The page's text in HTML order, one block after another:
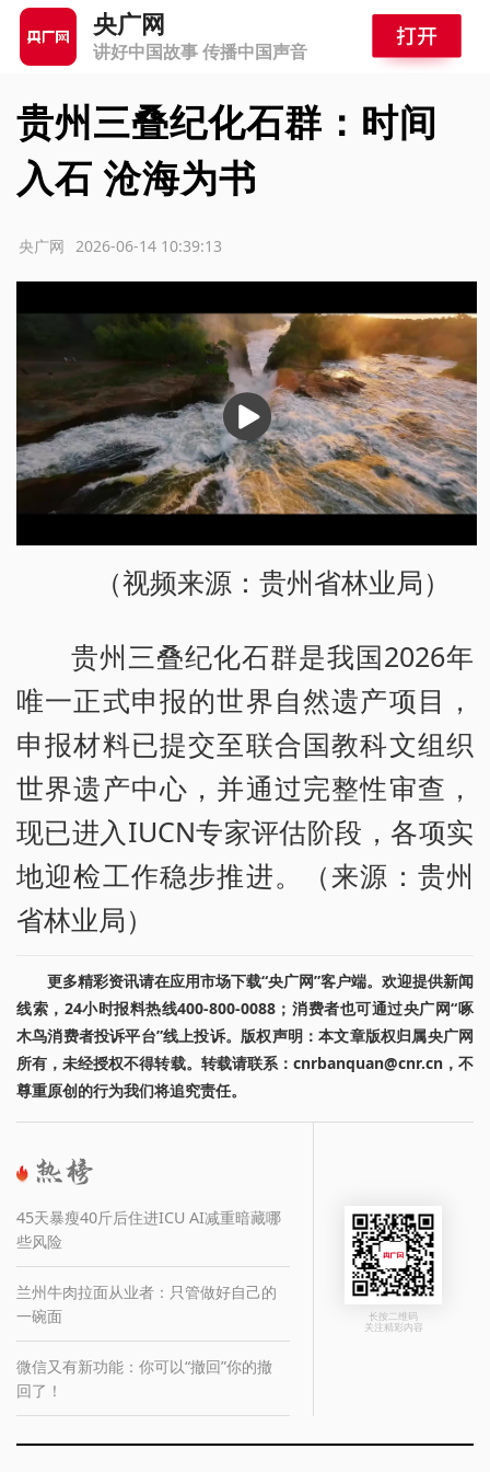
央广网
讲好中国故事 传播中国声音
贵州三叠纪化石群：时间
入石 沧海为书
2026-06-14 10:39:13
央广网
播
放
（视频来源：贵州省林业局）
贵州三叠纪化石群是我国2026年
唯一正式申报的世界自然遗产项目，
申报材料已提交至联合国教科文组织
世界遗产中心，并通过完整性审查，
现已进入IUCN专家评估阶段，各项实
地迎检工作稳步推进。（来源：贵州
省林业局）
更多精彩资讯请在应用市场下载“央广网”客户端。欢迎提供新闻
线索，24小时报料热线400-800-0088；消费者也可通过央广网“啄
木鸟消费者投诉平台”线上投诉。版权声明：本文章版权归属央广网
所有，未经授权不得转载。转载请联系：cnrbanquan@cnr.cn，不
尊重原创的行为我们将追究责任。
45天暴瘦40斤后住进ICU AI减重暗藏哪
些风险
兰州牛肉拉面从业者：只管做好自己的
一碗面
微信又有新功能：你可以“撤回”你的撤
回了！
长按二维码
关注精彩内容